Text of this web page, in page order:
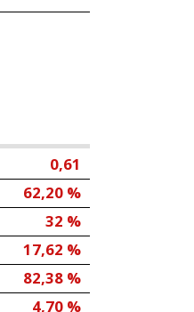
0,61
62,20 %
32 %
17,62 %
82,38 %
4,70 %